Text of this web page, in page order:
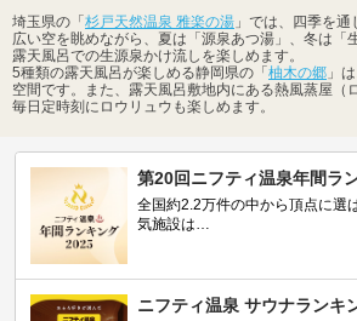
埼玉県の「 杉戸天然温泉 雅楽の湯 」では、四季を
広い空を眺めながら、夏は「源泉あつ湯」、冬は「
露天風呂での生源泉かけ流しを楽しめます。
5種類の露天風呂が楽しめる静岡県の「 柚木の郷 」
空間です。また、露天風呂敷地内にある熱風蒸屋（
毎日定時刻にロウリュウも楽しめます。
第20回ニフティ温泉年間ラ
全国約2.2万件の中から頂点に選
気施設は…
ニフティ温泉 サウナランキ